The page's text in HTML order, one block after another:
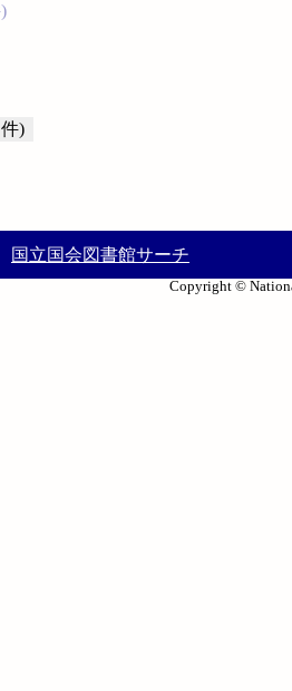
)
国立国会図書館サーチ
Copyright ©